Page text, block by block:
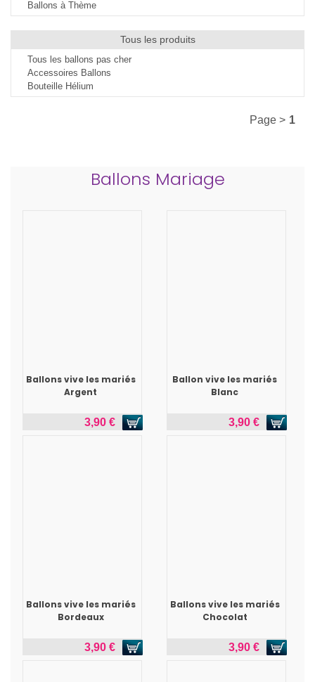
Ballons à Thème
Tous les produits
Tous les ballons pas cher
Accessoires Ballons
Bouteille Hélium
Page > 1
Ballons Mariage
Ballons vive les mariés
Argent
3,90 €
Ballon vive les mariés
Blanc
3,90 €
Ballons vive les mariés
Bordeaux
3,90 €
Ballons vive les mariés
Chocolat
3,90 €